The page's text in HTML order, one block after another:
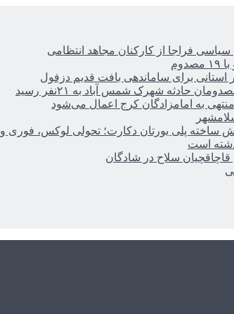
فراجا از کارکنان مجاهد انتظامی
حادثه شهرک شمس آباد به ۲۱نفر رسید
به امامزادگان کرج اعمال می‌شود
پیش ساخته پلی یورتان دکارت؛ تحولی لوکس،
است
سلاح در شادگان